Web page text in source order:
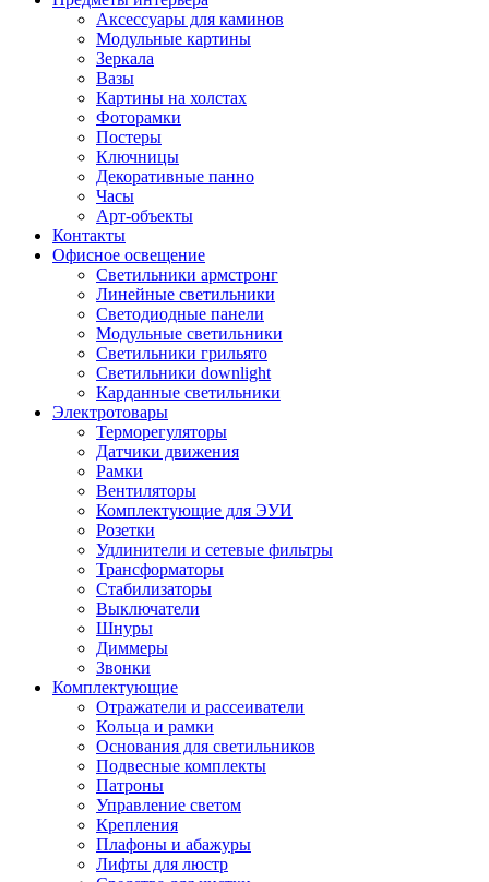
Аксессуары для каминов
Модульные картины
Зеркала
Вазы
Картины на холстах
Фоторамки
Постеры
Ключницы
Декоративные панно
Часы
Арт-объекты
Контакты
Офисное освещение
Светильники армстронг
Линейные светильники
Светодиодные панели
Модульные светильники
Светильники грильято
Светильники downlight
Карданные светильники
Электротовары
Терморегуляторы
Датчики движения
Рамки
Вентиляторы
Комплектующие для ЭУИ
Розетки
Удлинители и сетевые фильтры
Трансформаторы
Стабилизаторы
Выключатели
Шнуры
Диммеры
Звонки
Комплектующие
Отражатели и рассеиватели
Кольца и рамки
Основания для светильников
Подвесные комплекты
Патроны
Управление светом
Крепления
Плафоны и абажуры
Лифты для люстр